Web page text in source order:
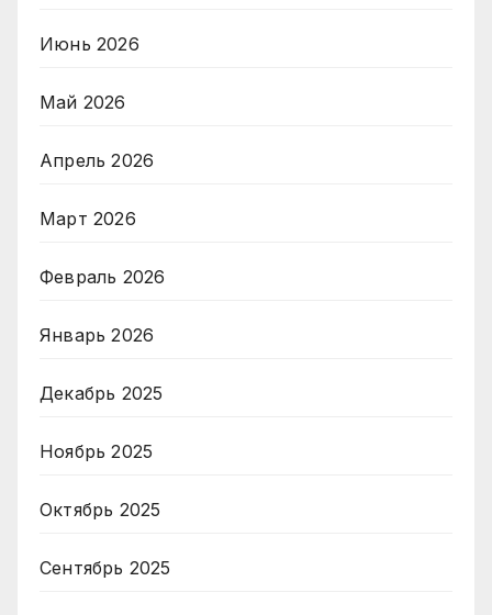
Июнь 2026
Май 2026
Апрель 2026
Март 2026
Февраль 2026
Январь 2026
Декабрь 2025
Ноябрь 2025
Октябрь 2025
Сентябрь 2025